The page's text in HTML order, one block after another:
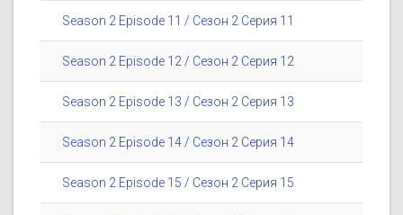
Season 2 Episode 11 / Сезон 2 Серия 11
Season 2 Episode 12 / Сезон 2 Серия 12
Season 2 Episode 13 / Сезон 2 Серия 13
Season 2 Episode 14 / Сезон 2 Серия 14
Season 2 Episode 15 / Сезон 2 Серия 15